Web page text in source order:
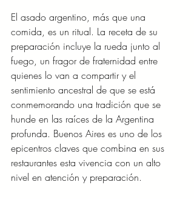
El asado argentino, más que una
comida, es un ritual. La receta de su
preparación incluye la rueda junto al
fuego, un fragor de fraternidad entre
quienes lo van a compartir y el
sentimiento ancestral de que se está
conmemorando una tradición que se
hunde en las raíces de la Argentina
profunda. Buenos Aires es uno de los
epicentros claves que combina en sus
restaurantes esta vivencia con un alto
nivel en atención y preparación.